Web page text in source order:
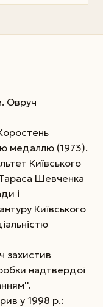
Овруч
медаллю (1973).
Київського
Шевченка
і
Київського
захистив
надтвердої
у 1998 р.: